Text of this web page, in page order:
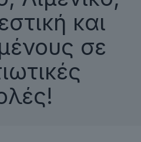
και
σε